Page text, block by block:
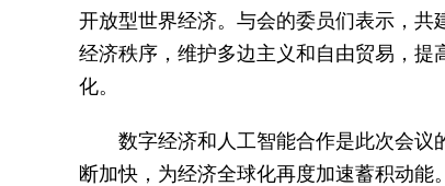
开放型世界经济。与会的委员们表示，
经济秩序，维护多边主义和自由贸易，
化。
数字经济和人工智能合作是此次会议
断加快，为经济全球化再度加速蓄积动能